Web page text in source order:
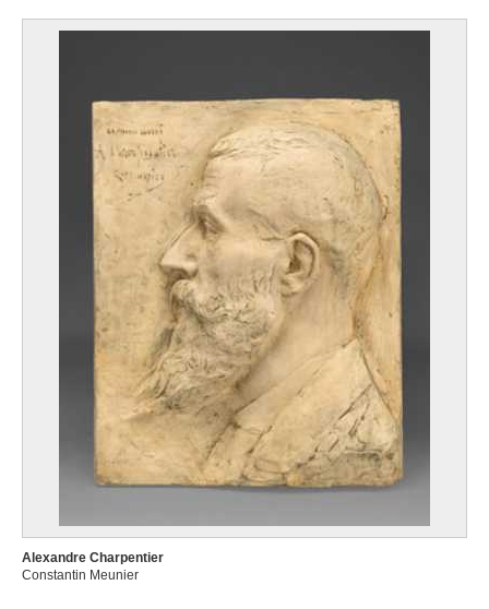
Alexandre Charpentier
Constantin Meunier